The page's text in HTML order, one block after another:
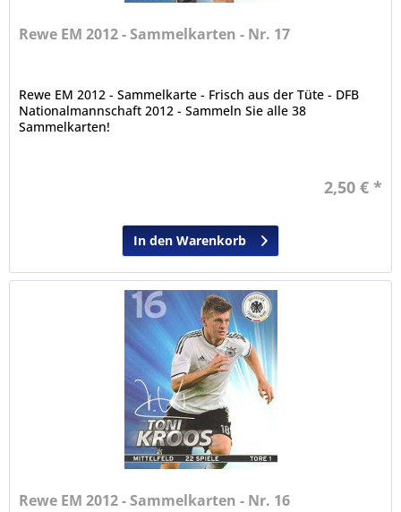
Rewe EM 2012 - Sammelkarten - Nr. 17
Rewe EM 2012 - Sammelkarte - Frisch aus der Tüte - DFB
Nationalmannschaft 2012 - Sammeln Sie alle 38
Sammelkarten!
2,50 € *
In den Warenkorb
Rewe EM 2012 - Sammelkarten - Nr. 16